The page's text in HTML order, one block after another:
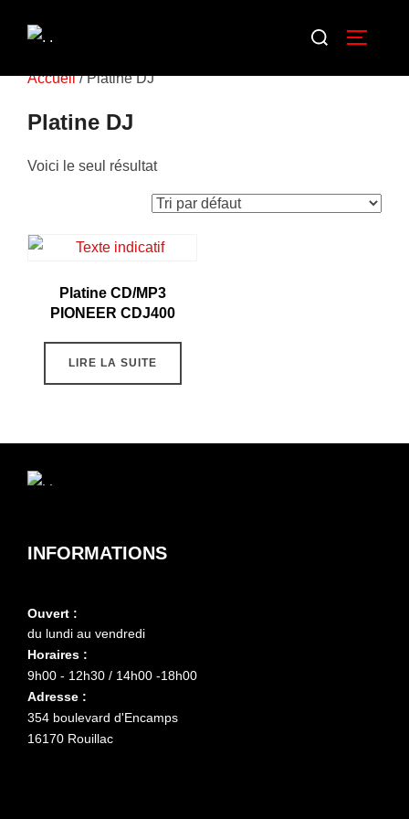
Accueil/ Platine DJ
Platine DJ
Voici le seul résultat
Platine CD/MP3
PIONEER CDJ400
LIRE LA SUITE
INFORMATIONS
Ouvert :
du lundi au vendredi
Horaires :
9h00 - 12h30 / 14h00 -18h00
Adresse :
354 boulevard d'Encamps
16170 Rouillac